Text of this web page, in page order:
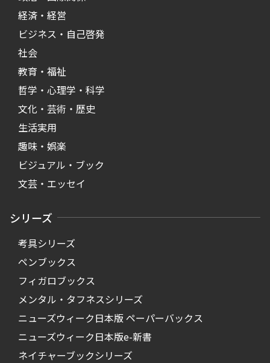
経済・経営
ビジネス・自己啓発
社会
教育・福祉
哲学・心理学・科学
文化・芸術・歴史
生活実用
趣味・娯楽
ビジュアル・ブック
文芸・エッセイ
シリーズ
考具シリーズ
ペンブックス
フィガロブックス
メンタル・タフネスシリーズ
ニューズウィーク日本版 ペーパーバックス
ニューズウィーク日本版e-新書
ネイチャーブックシリーズ